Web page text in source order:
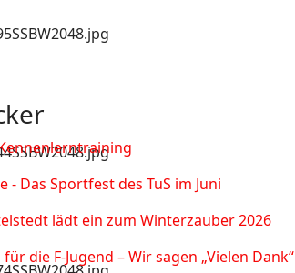
- Das Sportfest des TuS im Juni
lädt ein zum Winterzauber 2026
die F-Jugend – Wir sagen „Vielen Dank“